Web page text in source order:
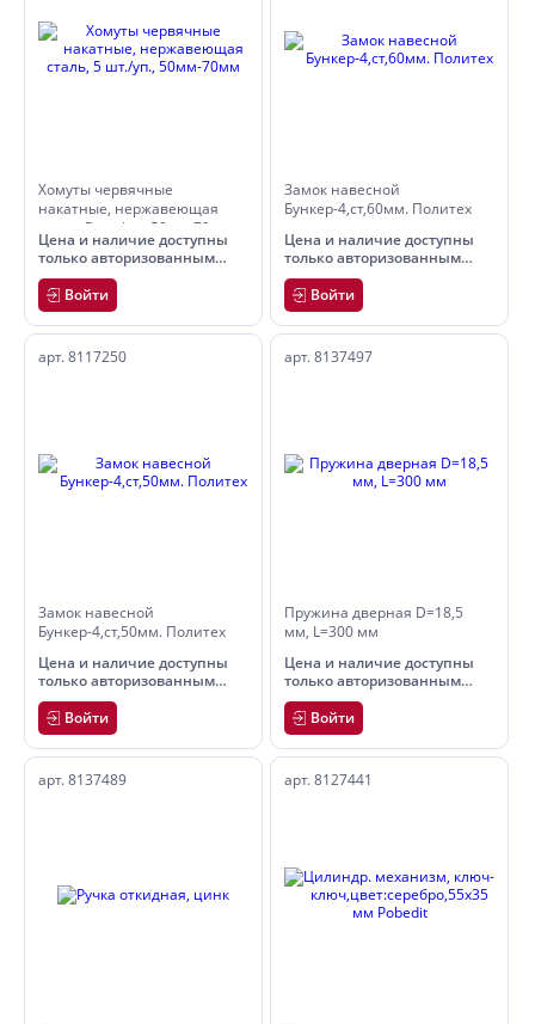
Хомуты червячные
накатные, нержавеющая
сталь, 5 шт./уп., 50мм-70мм
Цена и наличие доступны
только авторизованным
пользователям
Войти
Замок навесной
Бункер-4,ст,60мм. Политех
Цена и наличие доступны
только авторизованным
пользователям
Войти
арт. 8117250
Замок навесной
Бункер-4,ст,50мм. Политех
Цена и наличие доступны
только авторизованным
пользователям
Войти
арт. 8137497
Пружина дверная D=18,5
мм, L=300 мм
Цена и наличие доступны
только авторизованным
пользователям
Войти
арт. 8137489 арт. 8127441